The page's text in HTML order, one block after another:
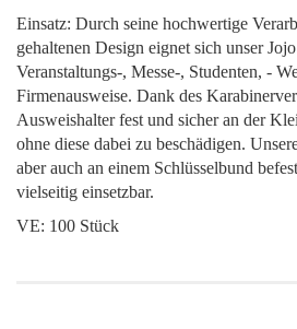
Einsatz: Durch seine hochwertige
gehaltenen Design eignet sich unser
Veranstaltungs-, Messe-, Studenten, -
Firmenausweise. Dank des
Ausweishalter fest und sicher an der
ohne diese dabei zu beschädigen.
aber auch an einem Schlüsselbund
vielseitig einsetzbar.
VE: 100 Stück